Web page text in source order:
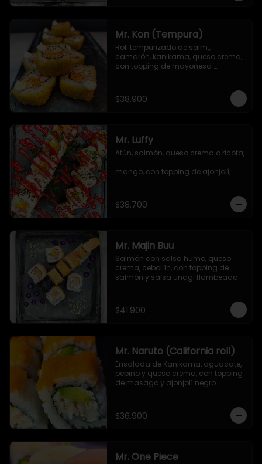
Mr. Kon (Tempura)
Roll tempurizado de salm.,
camarón, kanikama, queso crema,
con topping de mayonesa
$38.900
Mr. Luffy
Atún, salmón, queso crema o ricota,
mango, con topping de ajonjolí,
$38.700
Mr. Majin Buu
Salmón con salsa humo, queso
crema, cebollín, con topping de
salmón y salsa unagi flambeada.
$41.900
Mr. Naruto (California roll)
Ensalada de Kanikama, aguacate,
pepino y queso crema, con topping
de masago y ajonjolí negro
$36.900
Mr. One Piece